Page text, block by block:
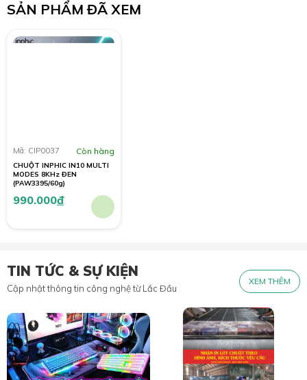
SẢN PHẨM ĐÃ XEM
Mã: CIP0037 Còn hàng
CHUỘT INPHIC IN10 MULTI
MODES 8KHz ĐEN
(PAW3395/60g)
990.000đ
TIN TỨC & SỰ KIỆN
Cập nhật thông tin công nghệ từ Lắc Đầu
XEM THÊM